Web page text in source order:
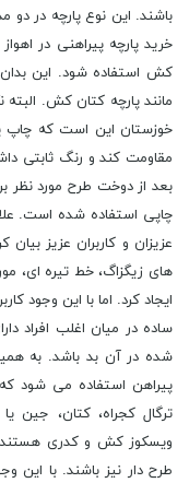
باشند. این نوع پارچه در دو
خرید پارچه پیراهنی در
کش استفاده شود. این
مانند پارچه کتان کش. البته
خوزستان این است که چاپ
مقاومت کند و رنگ ثابتی
بعد از دوخت طرح مورد نظر
چاپی استفاده شده است.
عزیزان و کاربران عزیز بیان
های زیگزاگ، خط تیره ای،
ایجاد کرد. اما با این وجود
ساده در میان اغلب افراد
شده در آن بد باشد. به
پیراهن استفاده می شود
ترگال کجراه، کتان، جین
ویسکوز کش و کدری هستند.
طرح دار نیز باشند. با این